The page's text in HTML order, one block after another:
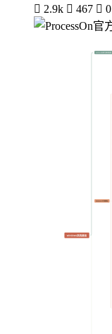
 2.9k  467  0